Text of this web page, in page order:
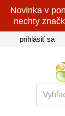
Novinka v
nechty
prihlásiť sa